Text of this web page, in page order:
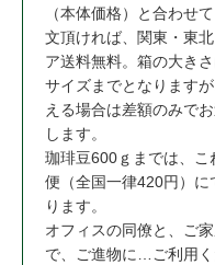
（本体価格）と合わせ
文頂ければ、関東・東北
ア送料無料。箱の大き
サイズまでとなります
える場合は差額のみでお
します。
珈琲豆600ｇまでは、こ
便（全国一律420円）に
ります。
オフィスの同僚と、ご
で、ご進物に…ご利用く